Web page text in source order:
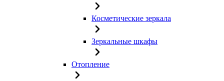
Косметические зеркала
Зеркальные шкафы
Отопление